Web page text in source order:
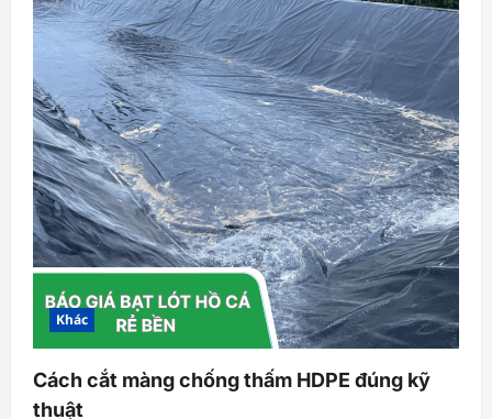
Khác
Cách cắt màng chống thấm HDPE đúng kỹ
thuật